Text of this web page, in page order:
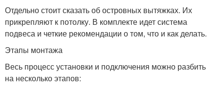
Отдельно стоит сказать об островных вытяжках. Их
прикрепляют к потолку. В комплекте идет система
подвеса и четкие рекомендации о том, что и как делать.
Этапы монтажа
Весь процесс установки и подключения можно разбить
на несколько этапов: